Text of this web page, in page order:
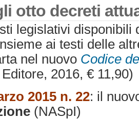
otto decreti
legislativi disponibili
ai testi delle
nel nuovo Codice
2016, € 11,90)
2015 n. 22: il
(NASpI)